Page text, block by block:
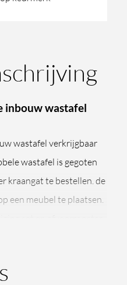
inbouw wastafel
wastafel verkrijgbaar
wastafel is gegoten
kraangat te bestellen.de
een meubel te plaatsen.
sifon).
x 80 MM
Surface